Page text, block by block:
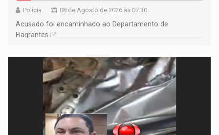
Polícia 08 de Agosto de 2026 às 07:30
Acusado foi encaminhado ao Departamento de
Flagrantes